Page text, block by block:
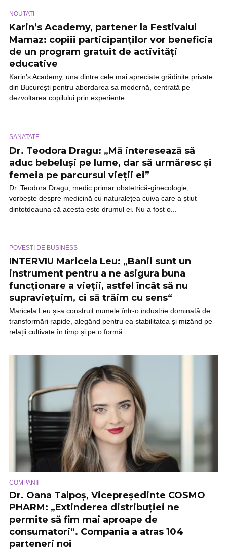
NOUTATI
Karin’s Academy, partener la Festivalul
Mamaz: copiii participanților vor beneficia
de un program gratuit de activități
educative
Karin’s Academy, una dintre cele mai apreciate grădinițe private
din București pentru abordarea sa modernă, centrată pe
dezvoltarea copilului prin experiențe...
SANATATE
Dr. Teodora Dragu: „Mă interesează să
aduc bebeluși pe lume, dar să urmăresc și
femeia pe parcursul vieții ei”
Dr. Teodora Dragu, medic primar obstetrică-ginecologie,
vorbește despre medicină cu naturalețea cuiva care a știut
dintotdeauna că acesta este drumul ei. Nu a fost o...
POVESTI DE BUSINESS
INTERVIU Maricela Leu: „Banii sunt un
instrument pentru a ne asigura buna
funcționare a vieții, astfel încât să nu
supraviețuim, ci să trăim cu sens“
Maricela Leu și-a construit numele într-o industrie dominată de
transformări rapide, alegând pentru ea stabilitatea și mizând pe
relații cultivate în timp și pe o formă...
COMPANII
Dr. Oana Talpoș, Vicepreședinte COSMO
PHARM: „Extinderea distribuției ne
permite să fim mai aproape de
consumatori“. Compania a atras 104
parteneri noi